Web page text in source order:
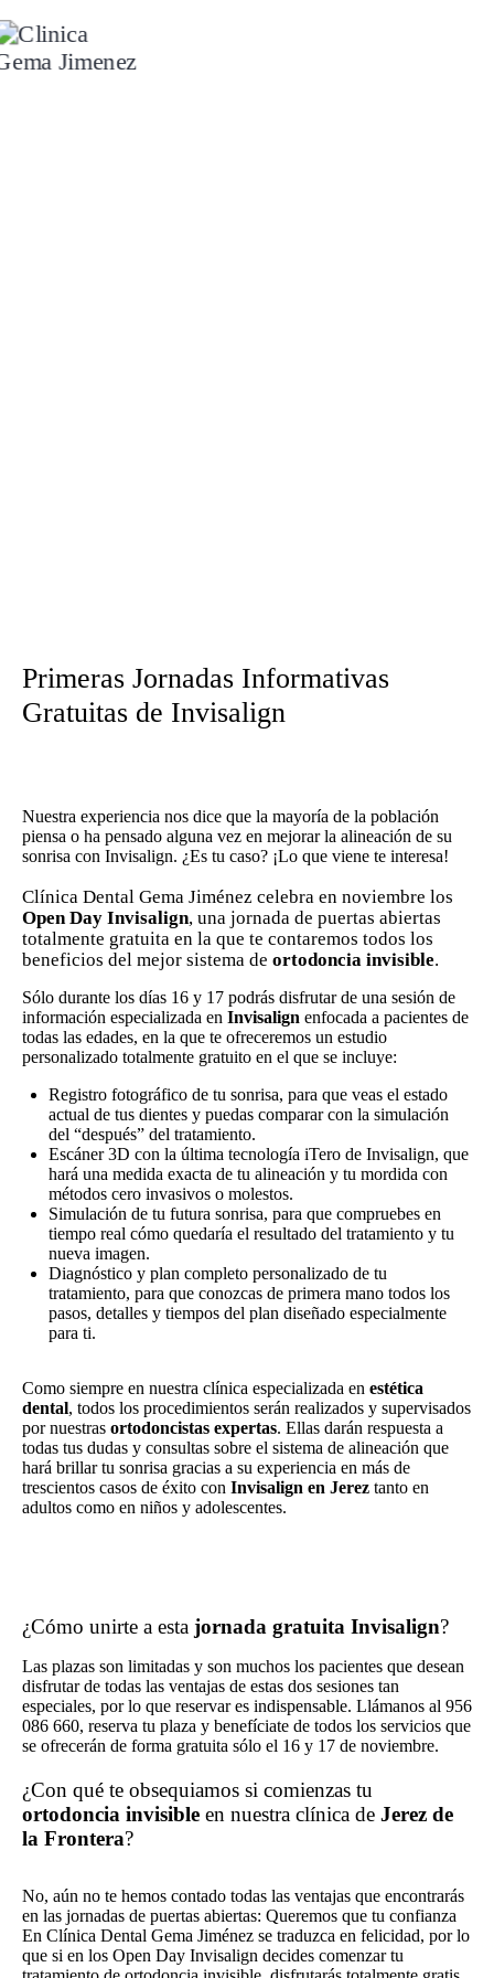
Primeras Jornadas Informativas
Gratuitas de Invisalign
Nuestra experiencia nos dice que la mayoría de la población
piensa o ha pensado alguna vez en mejorar la alineación de su
sonrisa con Invisalign. ¿Es tu caso? ¡Lo que viene te interesa!
Clínica Dental Gema Jiménez celebra en noviembre los
Open Day Invisalign, una jornada de puertas abiertas
totalmente gratuita en la que te contaremos todos los
beneficios del mejor sistema de ortodoncia invisible.
Sólo durante los días 16 y 17 podrás disfrutar de una sesión de
información especializada en Invisalign enfocada a pacientes de
todas las edades, en la que te ofreceremos un estudio
personalizado totalmente gratuito en el que se incluye:
Registro fotográfico de tu sonrisa, para que veas el estado
actual de tus dientes y puedas comparar con la simulación
del “después” del tratamiento.
Escáner 3D con la última tecnología iTero de Invisalign, que
hará una medida exacta de tu alineación y tu mordida con
métodos cero invasivos o molestos.
Simulación de tu futura sonrisa, para que compruebes en
tiempo real cómo quedaría el resultado del tratamiento y tu
nueva imagen.
Diagnóstico y plan completo personalizado de tu
tratamiento, para que conozcas de primera mano todos los
pasos, detalles y tiempos del plan diseñado especialmente
para ti.
Como siempre en nuestra clínica especializada en estética
dental, todos los procedimientos serán realizados y supervisados
por nuestras ortodoncistas expertas. Ellas darán respuesta a
todas tus dudas y consultas sobre el sistema de alineación que
hará brillar tu sonrisa gracias a su experiencia en más de
trescientos casos de éxito con Invisalign en Jerez tanto en
adultos como en niños y adolescentes.
¿Cómo unirte a esta jornada gratuita Invisalign?
Las plazas son limitadas y son muchos los pacientes que desean
disfrutar de todas las ventajas de estas dos sesiones tan
especiales, por lo que reservar es indispensable. Llámanos al 956
086 660, reserva tu plaza y benefíciate de todos los servicios que
se ofrecerán de forma gratuita sólo el 16 y 17 de noviembre.
¿Con qué te obsequiamos si comienzas tu
ortodoncia invisible en nuestra clínica de Jerez de
la Frontera?
No, aún no te hemos contado todas las ventajas que encontrarás
en las jornadas de puertas abiertas: Queremos que tu confianza
En Clínica Dental Gema Jiménez se traduzca en felicidad, por lo
que si en los Open Day Invisalign decides comenzar tu